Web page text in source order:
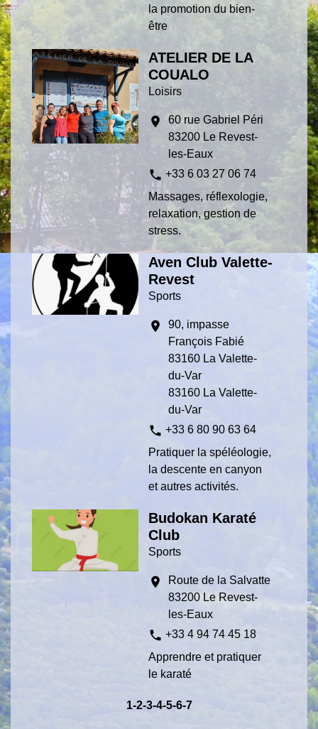
la promotion du bien-
être
ATELIER DE LA
COUALO
Loisirs
location_on
60 rue Gabriel Péri
83200 Le Revest-
les-Eaux
phone +33 6 03 27 06 74
Massages, réflexologie,
relaxation, gestion de
stress.
Aven Club Valette-
Revest
Sports
location_on
90, impasse
François Fabié
83160 La Valette-
du-Var
83160 La Valette-
du-Var
phone +33 6 80 90 63 64
Pratiquer la spéléologie,
la descente en canyon
et autres activités.
Budokan Karaté
Club
Sports
location_on
Route de la Salvatte
83200 Le Revest-
les-Eaux
phone +33 4 94 74 45 18
Apprendre et pratiquer
le karaté
1-2-3-4-5-6-7